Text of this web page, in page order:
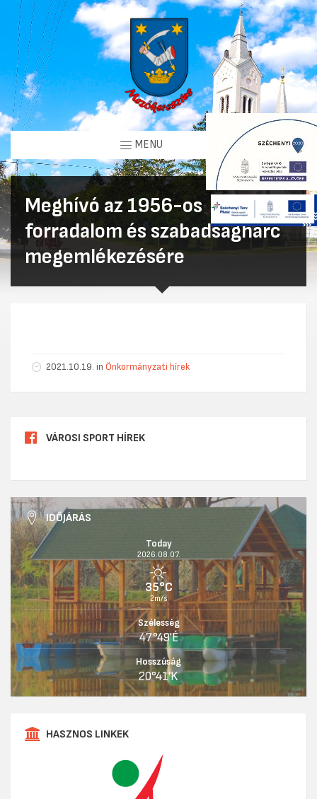
MENU
Meghívó az 1956-os
forradalom és szabadságharc
megemlékezésére
2021.10.19. in Önkormányzati hírek
VÁROSI SPORT HÍREK
IDŐJÁRÁS
Today
2026.08.07.
35°C
2m/s
Szélesség
47°49'É
Hosszúság
20°41'K
HASZNOS LINKEK